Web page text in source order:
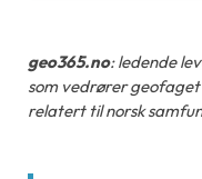
geo365.no: ledende
som vedrører
relatert til norsk